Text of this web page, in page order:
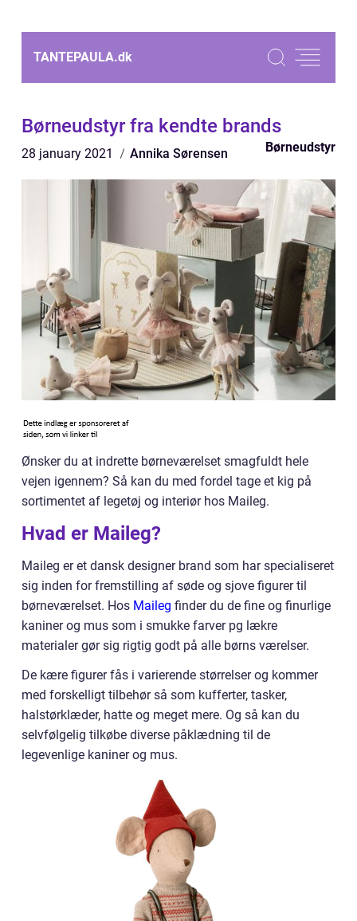
TANTEPAULA.dk
Børneudstyr fra kendte brands
28 january 2021 Annika Sørensen Børneudstyr
Ønsker du at indrette børneværelset smagfuldt hele
vejen igennem? Så kan du med fordel tage et kig på
sortimentet af legetøj og interiør hos Maileg.
Hvad er Maileg?
Maileg er et dansk designer brand som har specialiseret
sig inden for fremstilling af søde og sjove figurer til
børneværelset. Hos Maileg finder du de fine og finurlige
kaniner og mus som i smukke farver pg lækre
materialer gør sig rigtig godt på alle børns værelser.
De kære figurer fås i varierende størrelser og kommer
med forskelligt tilbehør så som kufferter, tasker,
halstørklæder, hatte og meget mere. Og så kan du
selvfølgelig tilkøbe diverse påklædning til de
legevenlige kaniner og mus.